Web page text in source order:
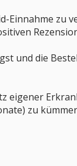
Einnahme zu
und die
zu